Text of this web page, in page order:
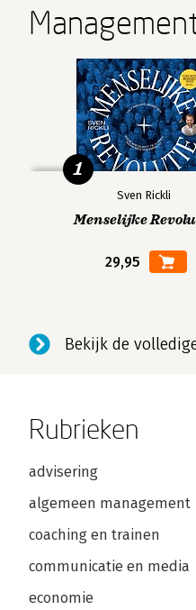
Sven Rickli
Menselijke
29,95
1
Bekijk de
Rubrieken
advisering
algemeen management
coaching en trainen
communicatie en media
economie